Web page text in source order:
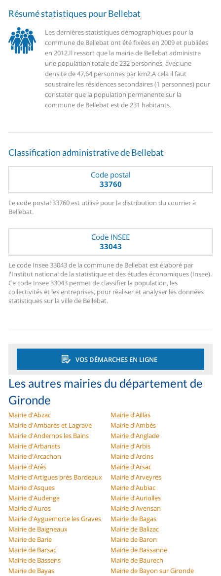
Résumé statistiques pour Bellebat
Les dernières statistiques démographiques pour la
commune de Bellebat ont été fixées en 2009 et publiées
en 2012.Il ressort que la mairie de Bellebat administre
une population totale de 232 personnes, avec une
densite de 47,64 personnes par km2.A cela il faut
soustraire les résidences secondaires (1 personnes) pour
constater que la population permanente sur la
commune de Bellebat est de 231 habitants.
Classification administrative de Bellebat
Code postal
33760
Le code postal 33760 est utilisé pour la distribution du courrier à
Bellebat.
Code INSEE
33043
Le code Insee 33043 de la commune de Bellebat est élaboré par
l'Institut national de la statistique et des études économiques (Insee).
Ce code Insee 33043 permet de classifier la population, les
collectivités et les entreprises, pour réaliser et analyser les données
statistiques sur la ville de Bellebat.
VOS DÉMARCHES EN LIGNE
Les autres mairies du département de
Gironde
Mairie d'Abzac
Mairie d'Aillas
Mairie d'Ambarès et Lagrave
Mairie d'Ambès
Mairie d'Andernos les Bains
Mairie d'Anglade
Mairie d'Arbanats
Mairie d'Arbis
Mairie d'Arcachon
Mairie d'Arcins
Mairie d'Arès
Mairie d'Arsac
Mairie d'Artigues près Bordeaux
Mairie d'Arveyres
Mairie d'Asques
Mairie d'Aubiac
Mairie d'Audenge
Mairie d'Auriolles
Mairie d'Auros
Mairie d'Avensan
Mairie d'Ayguemorte les Graves
Mairie de Bagas
Mairie de Baigneaux
Mairie de Balizac
Mairie de Barie
Mairie de Baron
Mairie de Barsac
Mairie de Bassanne
Mairie de Bassens
Mairie de Baurech
Mairie de Bayas
Mairie de Bayon sur Gironde